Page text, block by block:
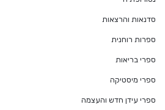
סדנאות והרצאות
ספרות רוחנית
ספרי בריאות
ספרי מיסטיקה
ספרי עידן חדש והעצמה